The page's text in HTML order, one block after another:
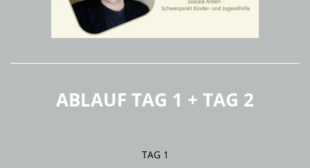
ABLAUF TAG 1 + TAG 2
TAG 1